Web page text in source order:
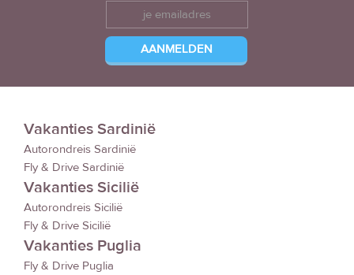
Vakanties Sardinië
Autorondreis Sardinië
Fly & Drive Sardinië
Vakanties Sicilië
Autorondreis Sicilië
Fly & Drive Sicilië
Vakanties Puglia
Fly & Drive Puglia